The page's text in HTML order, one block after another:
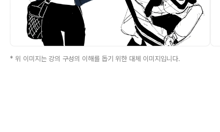
* 위 이미지는 강의 구성의 이해를 돕기 위한 대체 이미지입니다.